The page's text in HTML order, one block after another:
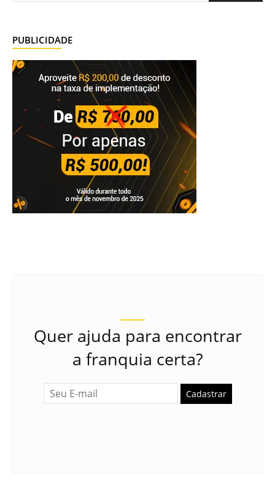
PUBLICIDADE
Quer ajuda para encontrar
a franquia certa?
Cadastrar